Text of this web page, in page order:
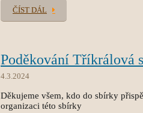
ČÍST DÁL
Poděkování Tříkrálová
4.3.2024
Děkujeme všem, kdo do sbírky
organizaci této sbírky